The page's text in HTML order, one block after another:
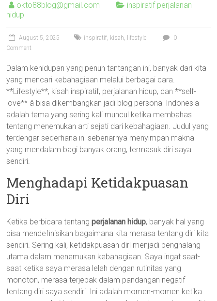
okto88blog@gmail.com
inspiratif perjalanan
hidup
August 5, 2025 inspiratif, kisah, lifestyle
0
Comment
Dalam kehidupan yang penuh tantangan ini, banyak dari kita
yang mencari kebahagiaan melalui berbagai cara.
**Lifestyle**, kisah inspiratif, perjalanan hidup, dan **self-
love** â bisa dikembangkan jadi blog personal Indonesia
adalah tema yang sering kali muncul ketika membahas
tentang menemukan arti sejati dari kebahagiaan. Judul yang
terdengar sederhana ini sebenarnya menyimpan makna
yang mendalam bagi banyak orang, termasuk diri saya
sendiri.
Menghadapi Ketidakpuasan
Diri
Ketika berbicara tentangperjalanan hidup, banyak hal yang
bisa mendefinisikan bagaimana kita merasa tentang diri kita
sendiri. Sering kali, ketidakpuasan diri menjadi penghalang
utama dalam menemukan kebahagiaan. Saya ingat saat-
saat ketika saya merasa lelah dengan rutinitas yang
monoton, merasa terjebak dalam pandangan negatif
tentang diri saya sendiri. Ini adalah momen-momen ketika